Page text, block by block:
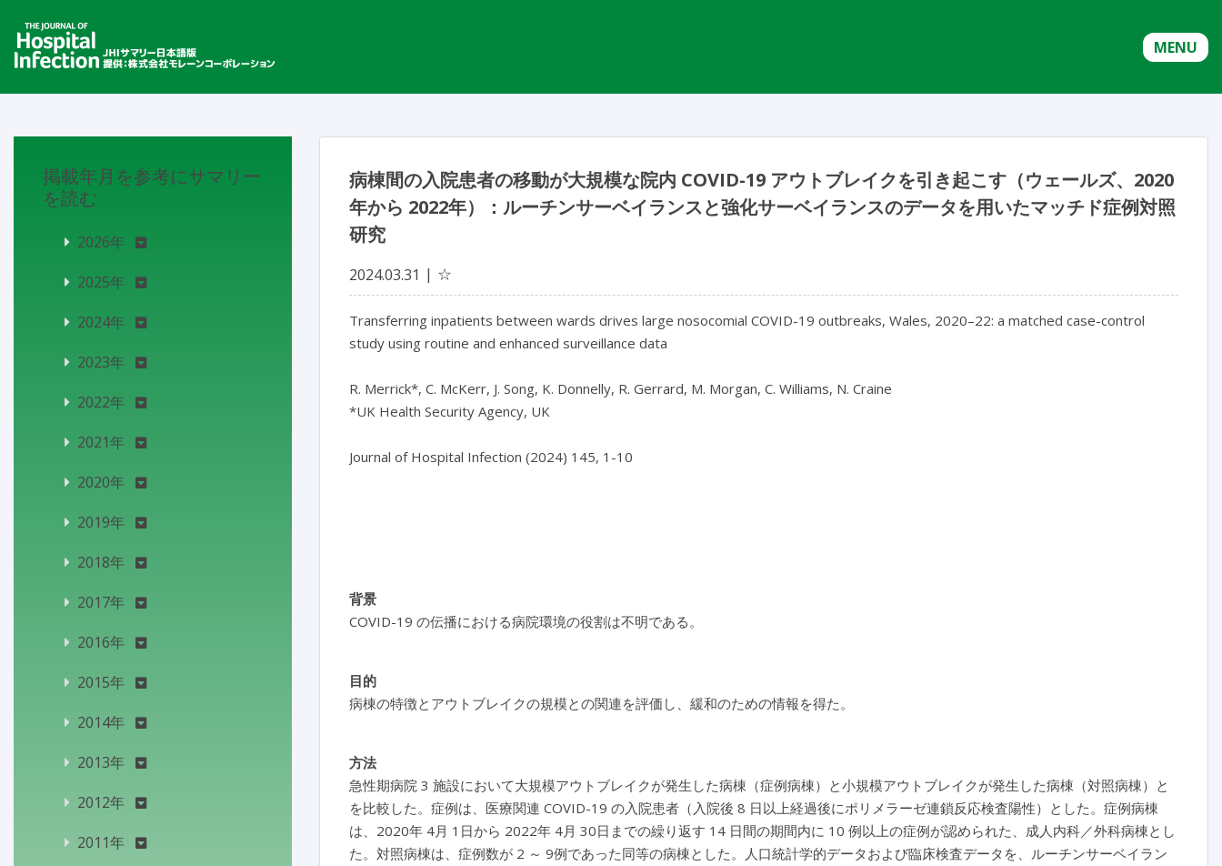
MENU
病棟間の入院患者の移動が大規模な院内 COVID-19 アウトブレイクを引き起こす（ウェールズ、2020
年から 2022年）：ルーチンサーベイランスと強化サーベイランスのデータを用いたマッチド症例対照
研究
2024.03.31 ☆
Transferring inpatients between wards drives large nosocomial COVID-19 outbreaks, Wales, 2020–22: a matched case-control
study using routine and enhanced surveillance data
R. Merrick*, C. McKerr, J. Song, K. Donnelly, R. Gerrard, M. Morgan, C. Williams, N. Craine
*UK Health Security Agency, UK
Journal of Hospital Infection (2024) 145, 1-10
背景
COVID-19 の伝播における病院環境の役割は不明である。
目的
病棟の特徴とアウトブレイクの規模との関連を評価し、緩和のための情報を得た。
方法
急性期病院 3 施設において大規模アウトブレイクが発生した病棟（症例病棟）と小規模アウトブレイクが発生した病棟（対照病棟）と
を比較した。症例は、医療関連 COVID-19 の入院患者（入院後 8 日以上経過後にポリメラーゼ連鎖反応検査陽性）とした。症例病棟
は、2020年 4月 1日から 2022年 4月 30日までの繰り返す 14 日間の期間内に 10 例以上の症例が認められた、成人内科／外科病棟とし
た。対照病棟は、症例数が 2 ～ 9例であった同等の病棟とした。人口統計学的データおよび臨床検査データを、ルーチンサーベイラン
掲載年月を参考にサマリー
を読む
2026年
2025年
2024年
2023年
2022年
2021年
2020年
2019年
2018年
2017年
2016年
2015年
2014年
2013年
2012年
2011年